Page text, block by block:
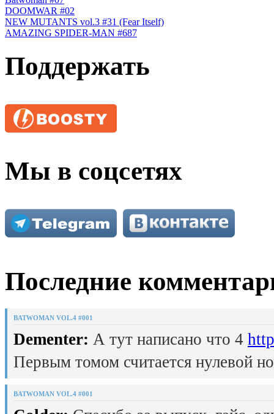
DOOMWAR #02
NEW MUTANTS vol.3 #31 (Fear Itself)
AMAZING SPIDER-MAN #687
Поддержать
Мы в соцсетях
Последние
BATWOMAN VOL.4 #001
Dementer: А тут написано что 4
Первым томом считается нулевой
BATWOMAN VOL.4 #001